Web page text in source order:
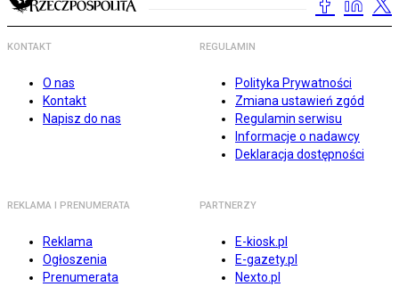
KONTAKT
O nas
Kontakt
Napisz do nas
REGULAMIN
Polityka Prywatności
Zmiana ustawień zgód
Regulamin serwisu
Informacje o nadawcy
Deklaracja dostępności
REKLAMA I PRENUMERATA
Reklama
Ogłoszenia
Prenumerata
PARTNERZY
E-kiosk.pl
E-gazety.pl
Nexto.pl